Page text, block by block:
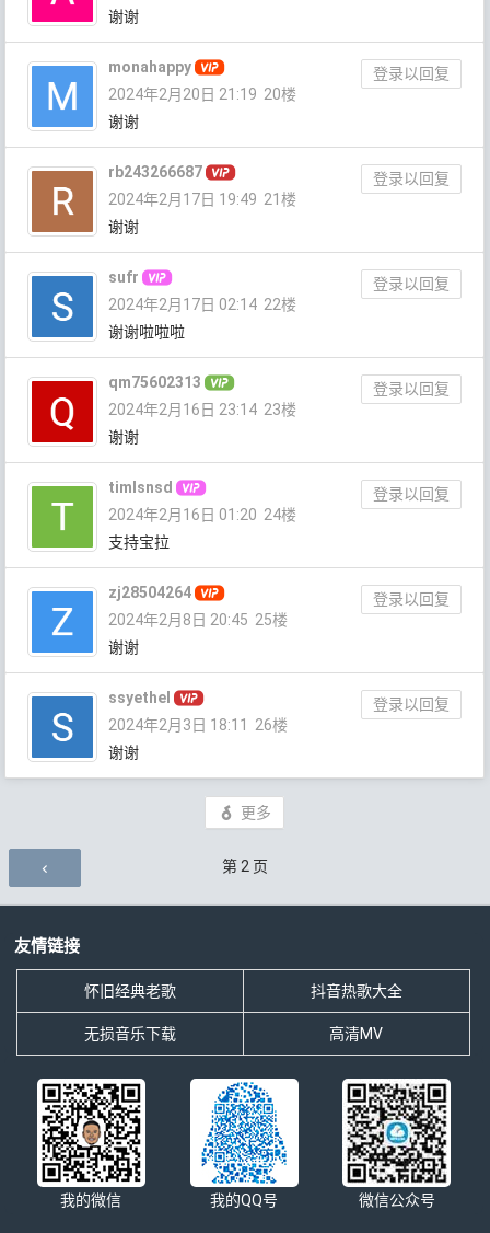
谢谢
monahappy
登录以回复
2024年2月20日 21:19 20楼
谢谢
rb243266687
登录以回复
2024年2月17日 19:49 21楼
谢谢
sufr
登录以回复
2024年2月17日 02:14 22楼
谢谢啦啦啦
qm75602313
登录以回复
2024年2月16日 23:14 23楼
谢谢
timlsnsd
登录以回复
2024年2月16日 01:20 24楼
支持宝拉
zj28504264
登录以回复
2024年2月8日 20:45 25楼
谢谢
ssyethel
登录以回复
2024年2月3日 18:11
26楼
谢谢
更多
评论导航 第2页
友情链接
怀旧经典老歌 抖音热歌大全
无损音乐下载 高清MV
我的微信 我的QQ号 微信公众号